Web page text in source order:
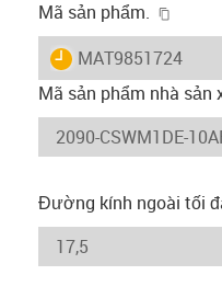
Mã sản phẩm.
igus-icon-lieferzeit
MAT9851724
Mã sản phẩm nhà sản
Đường kính ngoài tối